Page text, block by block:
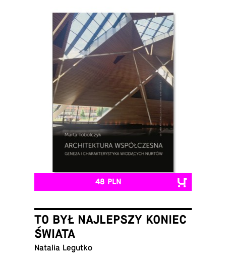
48 PLN
TO BYŁ NAJLEPSZY KONIEC
ŚWIATA
Natalia Legutko